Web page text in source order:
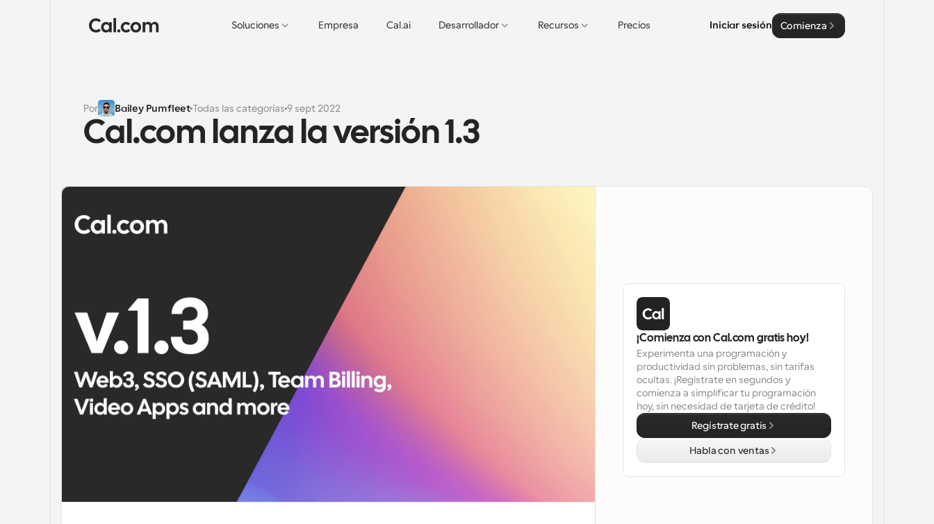
Soluciones Empresa Cal.ai Desarrollador Recursos Precios Iniciar sesión Comienza
Por Bailey PumfleetTodas las categorías 9 sept 2022
Cal.com lanza la versión 1.3
¡Comienza con Cal.com gratis hoy!
Experimenta una programación y
productividad sin problemas, sin tarifas
ocultas. ¡Regístrate en segundos y
comienza a simplificar tu programación
hoy, sin necesidad de tarjeta de crédito!
Regístrate gratis
Habla con ventas